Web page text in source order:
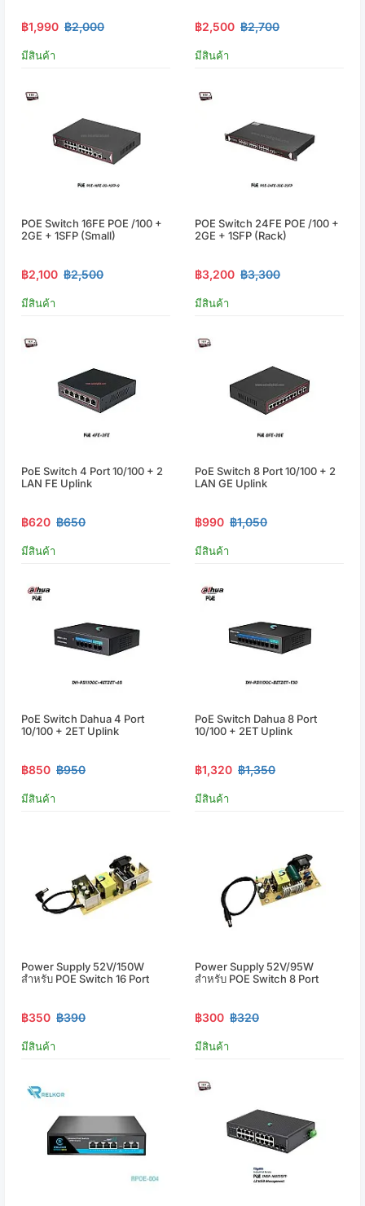
฿1,990 ฿2,000
มีสินค้า
฿2,500 ฿2,700
มีสินค้า
POE Switch 16FE POE /100 +
2GE + 1SFP (small)
฿2,100 ฿2,500
มีสินค้า
POE Switch 24FE POE /100 +
2GE + 1SFP (Rack)
฿3,200 ฿3,300
มีสินค้า
PoE Switch 4 Port 10/100 + 2
LAN FE Uplink
฿620 ฿650
มีสินค้า
PoE Switch 8 Port 10/100 + 2
LAN GE Uplink
฿990 ฿1,050
มีสินค้า
PoE Switch Dahua 4 Port
10/100 + 2ET Uplink
฿850 ฿950
มีสินค้า
PoE Switch Dahua 8 Port
10/100 + 2ET Uplink
฿1,320 ฿1,350
มีสินค้า
Power Supply 52V/150W
สำหรับ POE Switch 16 Port
฿350 ฿390
มีสินค้า
Power Supply 52V/95W
สำหรับ POE Switch 8 Port
฿300 ฿320
มีสินค้า